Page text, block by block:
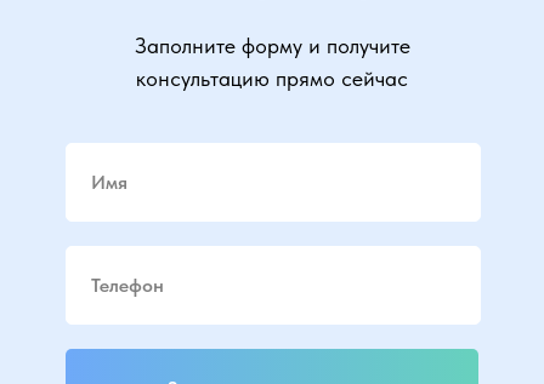
Заполните форму и получите
консультацию прямо сейчас